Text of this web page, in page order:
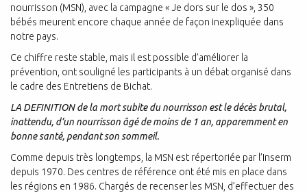
nourrisson (MSN), avec la campagne « Je dors sur le dos », 350
bébés meurent encore chaque année de façon inexpliquée dans
notre pays.
Ce chiffre reste stable, mais il est possible d’améliorer la
prévention, ont souligné les participants à un débat organisé dans
le cadre des Entretiens de Bichat.
LA DEFINITION de la mort subite du nourrisson est le décès brutal,
inattendu, d’un nourrisson âgé de moins de 1 an, apparemment en
bonne santé, pendant son sommeil.
Comme depuis très longtemps, la MSN est répertoriée par l’Inserm
depuis 1970. Des centres de référence ont été mis en place dans
les régions en 1986. Chargés de recenser les MSN, d’effectuer des